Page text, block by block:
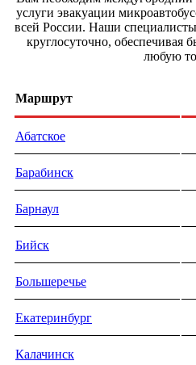
услуги эвакуации
всей России. Наши
круглосуточно, обеспечивая
любую
Маршрут
Абатское
Барабинск
Барнаул
Бийск
Большеречье
Екатеринбург
Калачинск